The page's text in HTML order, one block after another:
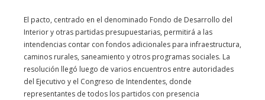
El pacto, centrado en el denominado Fondo de Desarrollo del
Interior y otras partidas presupuestarias, permitirá a las
intendencias contar con fondos adicionales para infraestructura,
caminos rurales, saneamiento y otros programas sociales. La
resolución llegó luego de varios encuentros entre autoridades
del Ejecutivo y el Congreso de Intendentes, donde
representantes de todos los partidos con presencia